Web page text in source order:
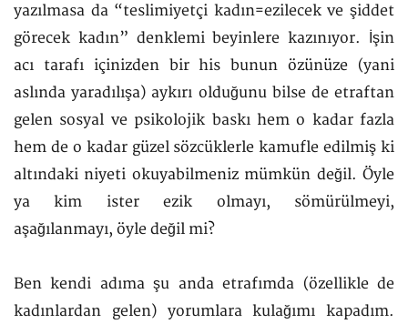
yazılmasa da “teslimiyetçi kadın=ezilecek ve şiddet
görecek kadın” denklemi beyinlere kazınıyor. İşin
acı tarafı içinizden bir his bunun özünüze (yani
aslında yaradılışa) aykırı olduğunu bilse de etraftan
gelen sosyal ve psikolojik baskı hem o kadar fazla
hem de o kadar güzel sözcüklerle kamufle edilmiş ki
altındaki niyeti okuyabilmeniz mümkün değil. Öyle
ya kim ister ezik olmayı, sömürülmeyi,
aşağılanmayı, öyle değil mi?
Ben kendi adıma şu anda etrafımda (özellikle de
kadınlardan gelen) yorumlara kulağımı kapadım.